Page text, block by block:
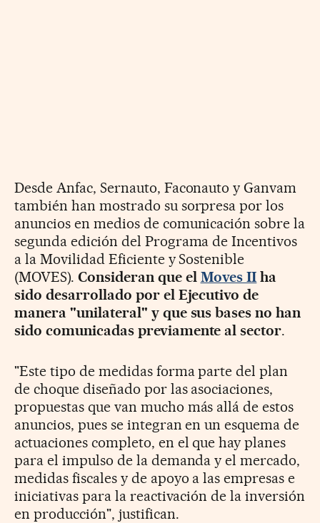
Desde Anfac, Sernauto, Faconauto y Ganvam
también han mostrado su sorpresa por los
anuncios en medios de comunicación sobre la
segunda edición del Programa de Incentivos
a la Movilidad Eficiente y Sostenible
(MOVES). Consideran que el Moves II ha
sido desarrollado por el Ejecutivo de
manera "unilateral" y que sus bases no han
sido comunicadas previamente al sector.
"Este tipo de medidas forma parte del plan
de choque diseñado por las asociaciones,
propuestas que van mucho más allá de estos
anuncios, pues se integran en un esquema de
actuaciones completo, en el que hay planes
para el impulso de la demanda y el mercado,
medidas fiscales y de apoyo a las empresas e
iniciativas para la reactivación de la inversión
en producción", justifican.